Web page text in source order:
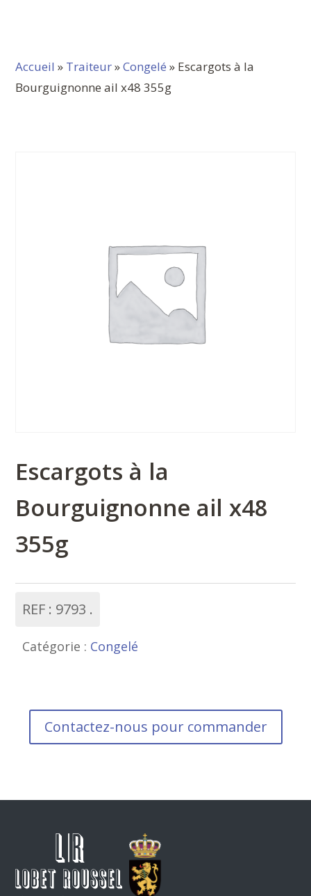
Accueil » Traiteur»Congelé » Escargots à la
Bourguignonne ail x48 355g
Escargots à la
Bourguignonne ail x48
355g
REF : 9793
Catégorie : Congelé
Contactez-nous pour commander